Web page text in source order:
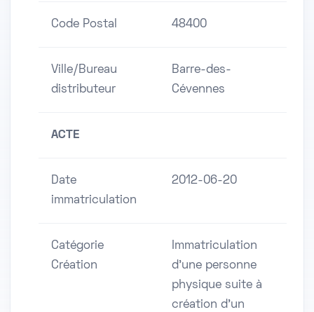
Code Postal 48400
Ville/Bureau
distributeur
Barre-des-
Cévennes
ACTE
Date
immatriculation
2012-06-20
Catégorie
Création
Immatriculation
d'une personne
physique suite à
création d'un